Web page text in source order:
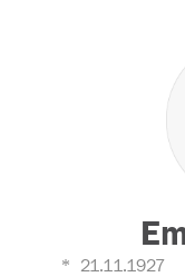
21.11.1927